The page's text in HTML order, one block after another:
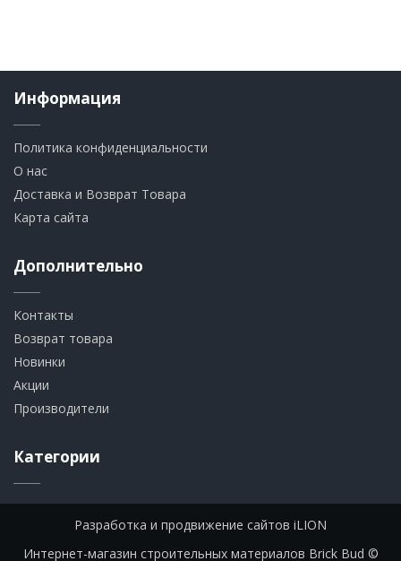
Информация
Политика конфиденциальности
О нас
Доставка и Возврат Товара
Карта сайта
Дополнительно
Контакты
Возврат товара
Новинки
Акции
Производители
Категории
Разработка и продвижение сайтов iLION
Интернет-магазин строительных материалов Brick Bud ©